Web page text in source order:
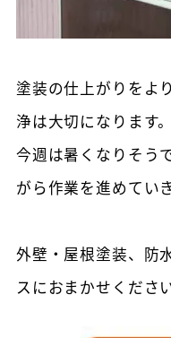
塗装の仕上がりをよ
浄は大切になります。
今週は暑くなりそう
がら作業を進めてい
外壁・屋根塗装、防
スにおまかせくださ